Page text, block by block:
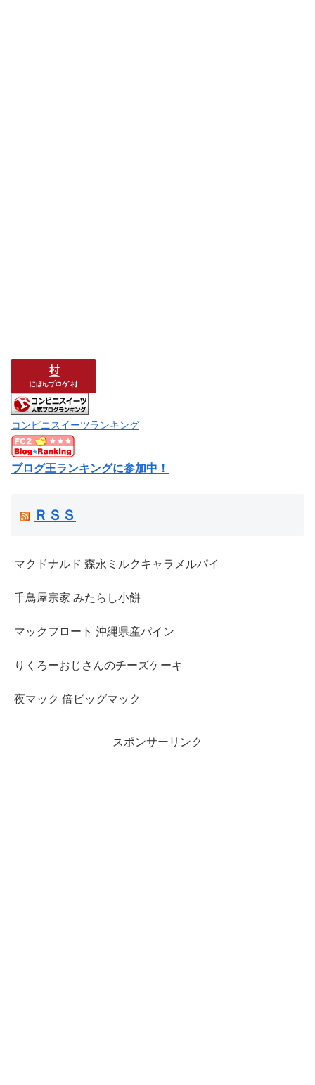
コンビニスイーツランキング
ブログ王ランキングに参加中！
ＲＳＳ
マクドナルド 森永ミルクキャラメルパイ
千鳥屋宗家 みたらし小餅
マックフロート 沖縄県産パイン
りくろーおじさんのチーズケーキ
夜マック 倍ビッグマック
スポンサーリンク